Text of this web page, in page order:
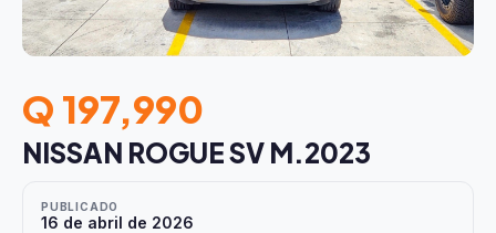
Q 197,990
NISSAN ROGUE SV M.2023
PUBLICADO
16 de abril de 2026